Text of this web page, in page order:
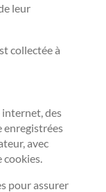
leur
collectée à
des
enregistrées
avec
cookies.
pour assurer